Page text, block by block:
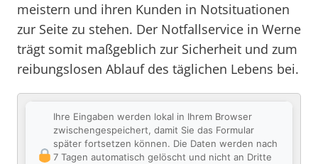
meistern und ihren Kunden in Notsituationen
zur Seite zu stehen. Der Notfallservice in Werne
trägt somit maßgeblich zur Sicherheit und zum
reibungslosen Ablauf des täglichen Lebens bei.
Ihre Eingaben werden lokal in Ihrem Browser
zwischengespeichert, damit Sie das Formular
später fortsetzen können. Die Daten werden nach
7 Tagen automatisch gelöscht und nicht an Dritte